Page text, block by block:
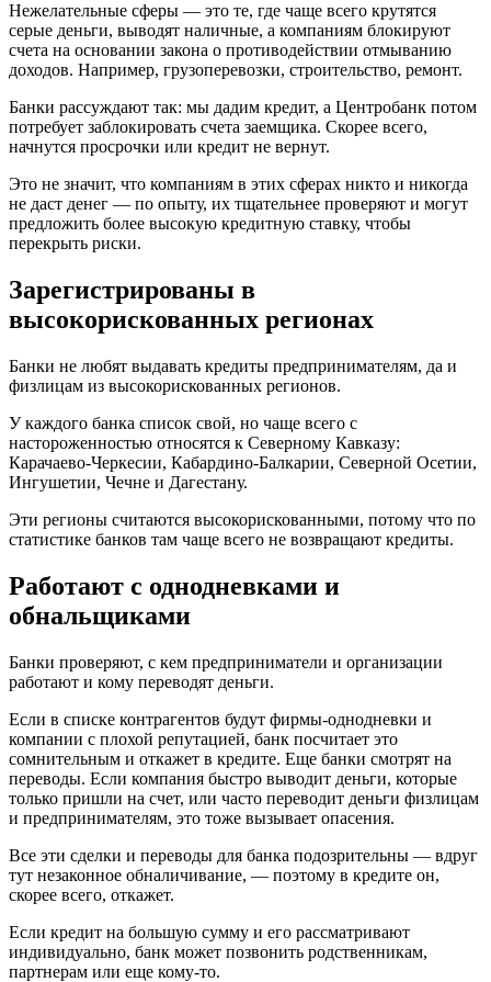
Нежелательные сферы — это те, где чаще всего крутятся
серые деньги, выводят наличные, а компаниям блокируют
счета на основании закона о противодействии отмыванию
доходов. Например, грузоперевозки, строительство, ремонт.
Банки рассуждают так: мы дадим кредит, а Центробанк потом
потребует заблокировать счета заемщика. Скорее всего,
начнутся просрочки или кредит не вернут.
Это не значит, что компаниям в этих сферах никто и никогда
не даст денег — по опыту, их тщательнее проверяют и могут
предложить более высокую кредитную ставку, чтобы
перекрыть риски.
Зарегистрированы в
высокорискованных регионах
Банки не любят выдавать кредиты предпринимателям, да и
физлицам из высокорискованных регионов.
У каждого банка список свой, но чаще всего с
настороженностью относятся к Северному Кавказу:
Карачаево-Черкесии, Кабардино-Балкарии, Северной Осетии,
Ингушетии, Чечне и Дагестану.
Эти регионы считаются высокорискованными, потому что по
статистике банков там чаще всего не возвращают кредиты.
Работают с однодневками и
обнальщиками
Банки проверяют, с кем предприниматели и организации
работают и кому переводят деньги.
Если в списке контрагентов будут фирмы-однодневки и
компании с плохой репутацией, банк посчитает это
сомнительным и откажет в кредите. Еще банки смотрят на
переводы. Если компания быстро выводит деньги, которые
только пришли на счет, или часто переводит деньги физлицам
и предпринимателям, это тоже вызывает опасения.
Все эти сделки и переводы для банка подозрительны — вдруг
тут незаконное обналичивание, — поэтому в кредите он,
скорее всего, откажет.
Если кредит на большую сумму и его рассматривают
индивидуально, банк может позвонить родственникам,
партнерам или еще кому-то.